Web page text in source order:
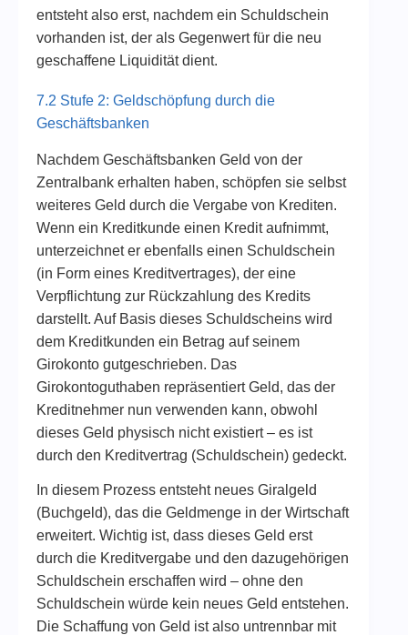
entsteht also erst, nachdem ein Schuldschein
vorhanden ist, der als Gegenwert für die neu
geschaffene Liquidität dient.
7.2 Stufe 2: Geldschöpfung durch die
Geschäftsbanken
Nachdem Geschäftsbanken Geld von der
Zentralbank erhalten haben, schöpfen sie selbst
weiteres Geld durch die Vergabe von Krediten.
Wenn ein Kreditkunde einen Kredit aufnimmt,
unterzeichnet er ebenfalls einen Schuldschein
(in Form eines Kreditvertrages), der eine
Verpflichtung zur Rückzahlung des Kredits
darstellt. Auf Basis dieses Schuldscheins wird
dem Kreditkunden ein Betrag auf seinem
Girokonto gutgeschrieben. Das
Girokontoguthaben repräsentiert Geld, das der
Kreditnehmer nun verwenden kann, obwohl
dieses Geld physisch nicht existiert – es ist
durch den Kreditvertrag (Schuldschein) gedeckt.
In diesem Prozess entsteht neues Giralgeld
(Buchgeld), das die Geldmenge in der Wirtschaft
erweitert. Wichtig ist, dass dieses Geld erst
durch die Kreditvergabe und den dazugehörigen
Schuldschein erschaffen wird – ohne den
Schuldschein würde kein neues Geld entstehen.
Die Schaffung von Geld ist also untrennbar mit